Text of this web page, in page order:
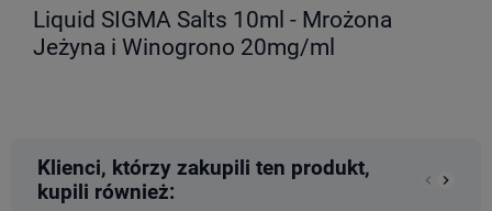
Liquid SIGMA Salts 10ml - Mrożona
Jeżyna i Winogrono 20mg/ml
Klienci, którzy zakupili ten produkt,
kupili również:
keyboard_arrow_left keyboard_arrow_right